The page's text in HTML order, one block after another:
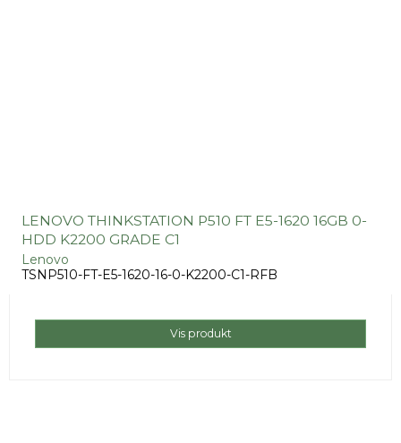
LENOVO THINKSTATION P510 FT E5-1620 16GB 0-
HDD K2200 GRADE C1
Lenovo
TSNP510-FT-E5-1620-16-0-K2200-C1-RFB
Vis produkt